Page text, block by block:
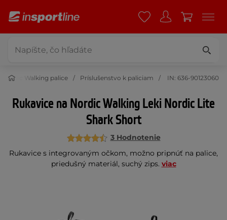
Nordic Walking palice Príslušenstvo k paliciam IN: 636-90123060
Rukavice na Nordic Walking Leki Nordic Lite
Shark Short
3 Hodnotenie
Rukavice s integrovaným očkom, možno pripnúť na palice,
priedušný materiál, suchý zips. viac